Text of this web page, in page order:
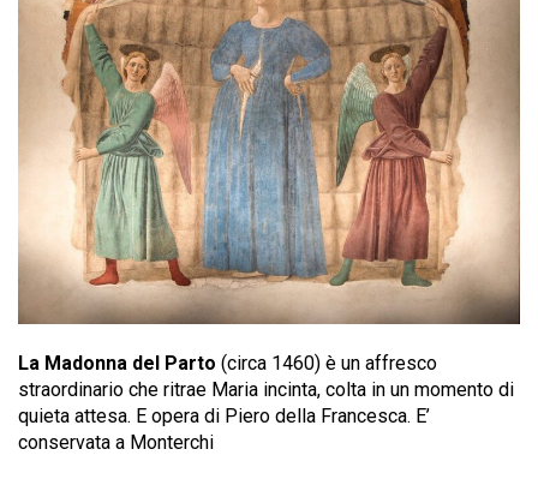
La Madonna del Parto (circa 1460) è un affresco
straordinario che ritrae Maria incinta, colta in un momento di
quieta attesa. E opera di Piero della Francesca. E’
conservata a Monterchi